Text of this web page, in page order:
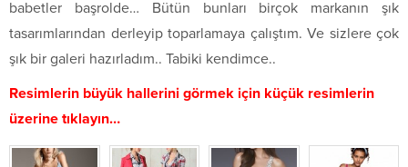
babetler başrolde… Bütün bunları birçok markanın şık
tasarımlarından derleyip toparlamaya çalıştım. Ve sizlere çok
şık bir galeri hazırladım.. Tabiki kendimce..
Resimlerin büyük hallerini görmek için küçük resimlerin
üzerine tıklayın…